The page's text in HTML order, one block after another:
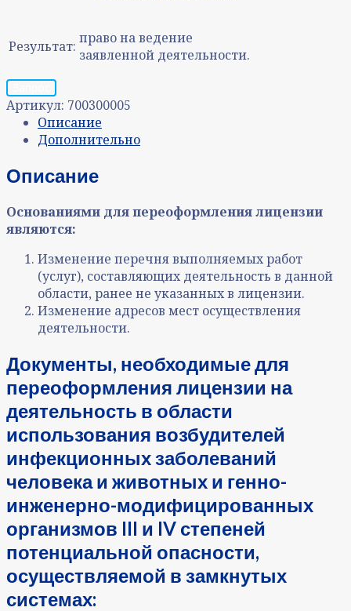
Результат: право на ведение
заявленной деятельности.
Артикул: 700300005
Описание
Дополнительно
Описание
Основаниями для переоформления лицензии
являются:
Изменение перечня выполняемых работ
(услуг), составляющих деятельность в данной
области, ранее не указанных в лицензии.
Изменение адресов мест осуществления
деятельности.
Документы, необходимые для
переоформления лицензии на
деятельность в области
использования возбудителей
инфекционных заболеваний
человека и животных и генно-
инженерно-модифицированных
организмов III и IV степеней
потенциальной опасности,
осуществляемой в замкнутых
системах: